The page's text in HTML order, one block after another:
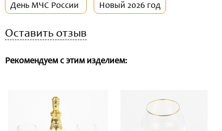
День МЧС России
Новый 2026 год
Оставить отзыв
Рекомендуем с этим изделием: